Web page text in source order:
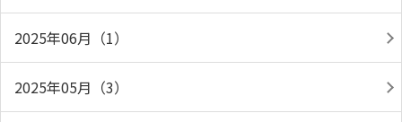
2025年06月（1）
2025年05月（3）